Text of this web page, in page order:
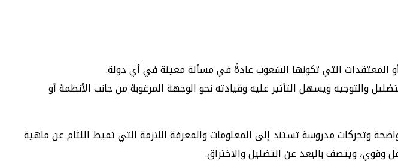
أو المعتقدات التي تكونها الشعوب عادةً في مسألة معينة في أي دولة.
والتوجيه ويسهل التأثير عليه وقيادته نحو الوجهة المرغوبة من جانب الأنظمة أو
وتحركات مدروسة تستند إلى المعلومات والمعرفة اللازمة التي تميط اللثام عن ماهية
وقوي، ويتصف بالبعد عن التضليل والاختراق.